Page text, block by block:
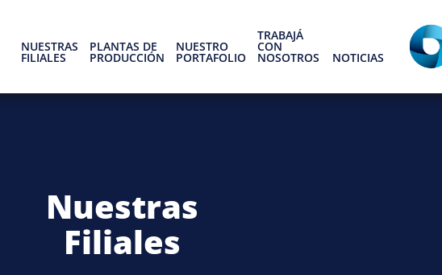
NUESTRAS
FILIALES
PLANTAS DE
PRODUCCIÓN
NUESTRO
PORTAFOLIO
TRABAJÁ
CON
NOSOTROS NOTICIAS
Nuestras
Filiales